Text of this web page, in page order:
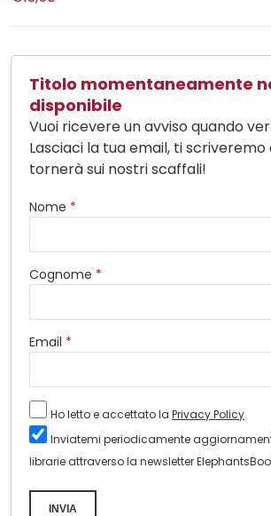
Titolo momentaneamente
disponibile
Vuoi ricevere un avviso quando
Lasciaci la tua email, ti
tornerà sui nostri scaffali!
Nome *
Cognome *
Email *
Ho letto e accettato la Privacy Policy
Inviatemi periodicamente
librarie attraverso la newsletter
INVIA